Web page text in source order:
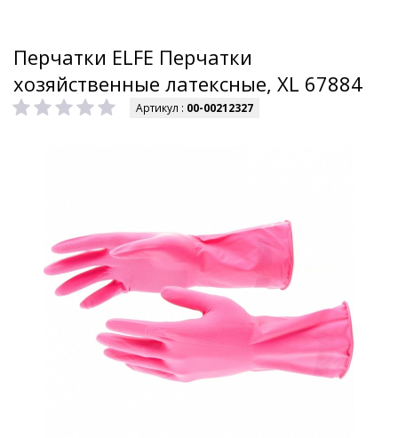
Перчатки ELFE Перчатки
хозяйственные латексные, XL 67884
Артикул : 00-00212327